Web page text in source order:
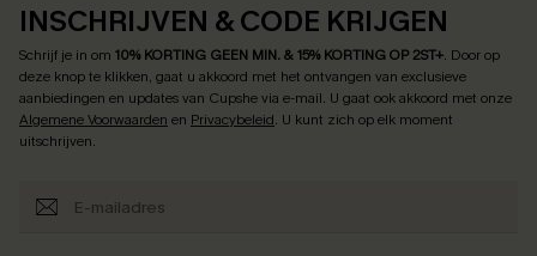
INSCHRIJVEN & CODE KRIJGEN
Schrijf je in om 10% KORTING GEEN MIN. & 15% KORTING OP 2ST+. Door op
deze knop te klikken, gaat u akkoord met het ontvangen van exclusieve
aanbiedingen en updates van Cupshe via e-mail. U gaat ook akkoord met onze
Algemene Voorwaarden en Privacybeleid. U kunt zich op elk moment
uitschrijven.